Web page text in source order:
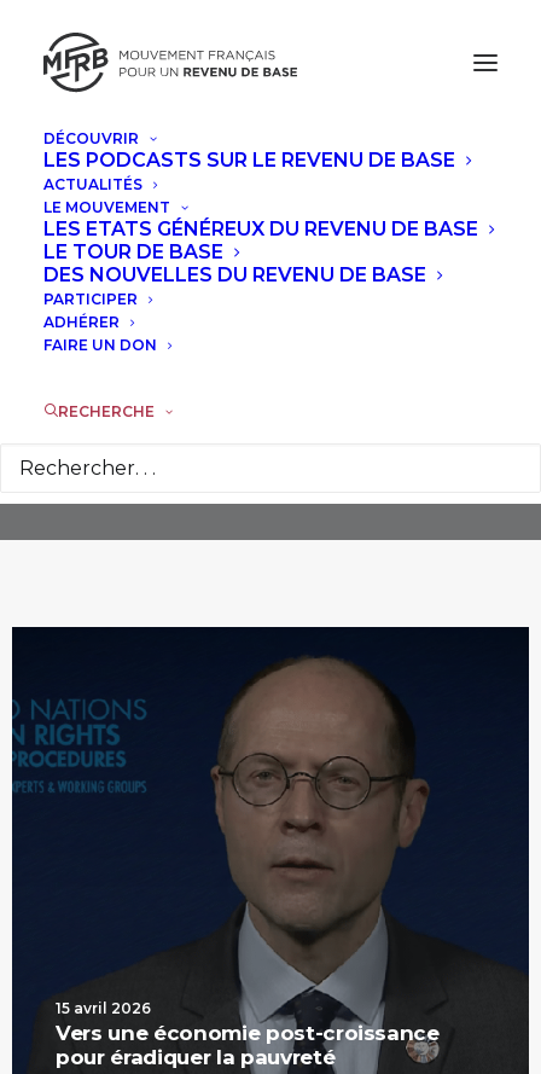
DÉCOUVRIR
LES PODCASTS SUR LE REVENU DE BASE
ACTUALITÉS
LE MOUVEMENT
LES ETATS GÉNÉREUX DU REVENU DE BASE
LE TOUR DE BASE
DES NOUVELLES DU REVENU DE BASE
PARTICIPER
ADHÉRER
FAIRE UN DON
RECHERCHE
15 avril 2026
Vers une économie post-croissance
pour éradiquer la pauvreté